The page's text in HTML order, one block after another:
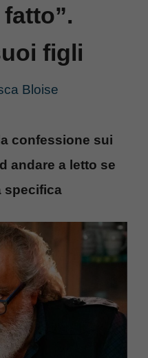
figli
Bloise
confessione sui
andare a letto se
specifica